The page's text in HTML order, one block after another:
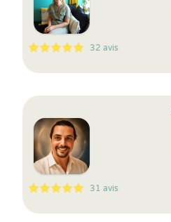
5
1
5
32 32 avis
5
1
5
31 31 avis